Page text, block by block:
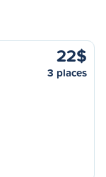
22$
3 places